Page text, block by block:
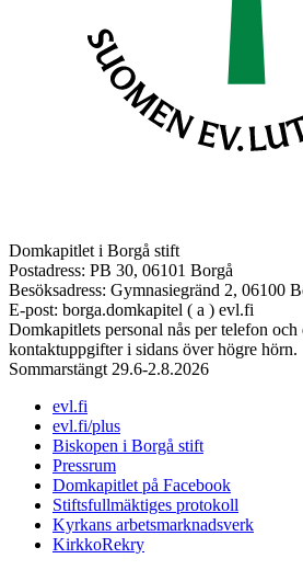
Domkapitlet i Borgå stift
Postadress: PB 30, 06101 Borgå
Besöksadress: Gymnasiegränd 2, 06100
E-post: borga.domkapitel ( a ) evl.fi
Domkapitlets personal nås per telefon och
kontaktuppgifter i sidans över högre hörn.
Sommarstängt 29.6-2.8.2026
evl.fi
evl.fi/plus
Biskopen i Borgå stift
Pressrum
Domkapitlet på Facebook
Stiftsfullmäktiges protokoll
Kyrkans arbetsmarknadsverk
KirkkoRekry